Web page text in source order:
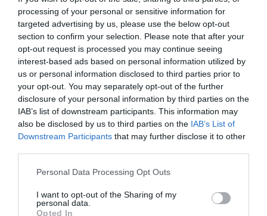
processing of your personal or sensitive information for
targeted advertising by us, please use the below opt-out
section to confirm your selection. Please note that after your
opt-out request is processed you may continue seeing
interest-based ads based on personal information utilized by
us or personal information disclosed to third parties prior to
your opt-out. You may separately opt-out of the further
disclosure of your personal information by third parties on the
IAB’s list of downstream participants. This information may
also be disclosed by us to third parties on the IAB’s List of
Downstream Participants that may further disclose it to other
Please note that this website/app uses one or more Google
not limited to your visit or usage behaviour. You may click to
grant or deny consent to Google and its third-party tags to
Personal Data Processing Opt Outs
I want to opt-out of the Sharing of my
personal data.
Opted In
mogućnosti, već emocionalne investicije.
Nešto što se također često zanemaruje je način na koji muškarac
komunicira sa ženom. Muškarac koji više ne voli svoju ženu često
koristi pasivno-agresivan ton, ignorira njene potrebe ili pokazuje
nezadovoljstvo kroz kritike i omalovažavanje.
“Riječi imaju moć. Kada ljubavi nema, ton i sadržaj razgovora
često odražavaju frustraciju i distancu”, dodaje Pavlov.
Još jedan neočekivan znak je nedostatak ljubomore. Dok
pretjerana ljubomora može biti toksična, potpuno odsustvo
“Kada muškarac više ne mari za to s kim njegova žena provodi